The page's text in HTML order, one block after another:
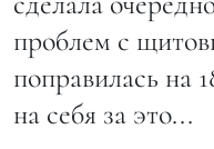
проблем с
поправилась на
на себя за это...